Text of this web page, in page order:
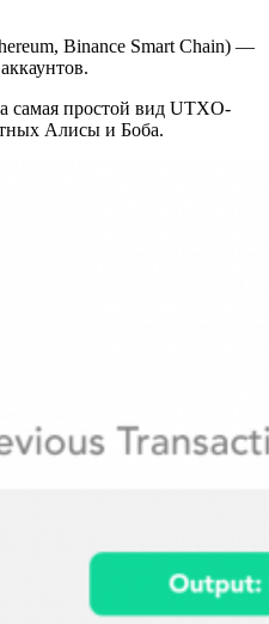
Binance Smart Chain) —
самая простой вид UTXO-
Алисы и Боба.